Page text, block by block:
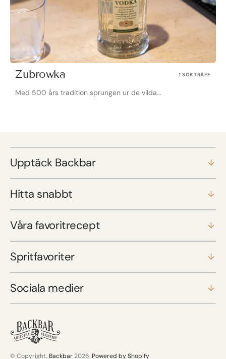
Zubrowka 1 SÖKTRÄFF
Med 500 års tradition sprungen ur de vilda...
Upptäck Backbar
Hitta snabbt
Våra favoritrecept
Spritfavoriter
Sociala medier
© Copyright, Backbar2026 Powered by Shopify